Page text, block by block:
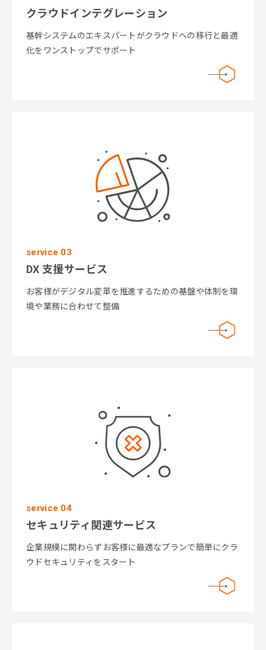
クラウドインテグレーション
基幹システムのエキスパートがクラウドへの移行と最適
化をワンストップでサポート
service 03
DX 支援サービス
お客様がデジタル変革を推進するための基盤や体制を環
境や業務に合わせて整備
service 04
セキュリティ関連サービス
企業規模に関わらずお客様に最適なプランで簡単にクラ
ウドセキュリティをスタート